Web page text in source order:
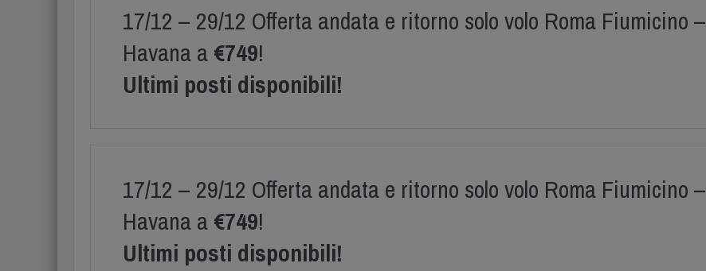
17/12 – 29/12 Offerta andata e ritorno solo volo Roma Fiumicino –
Havana a €749!
Ultimi posti disponibili!
17/12 – 29/12 Offerta andata e ritorno solo volo Roma Fiumicino –
Havana a €749!
Ultimi posti disponibili!